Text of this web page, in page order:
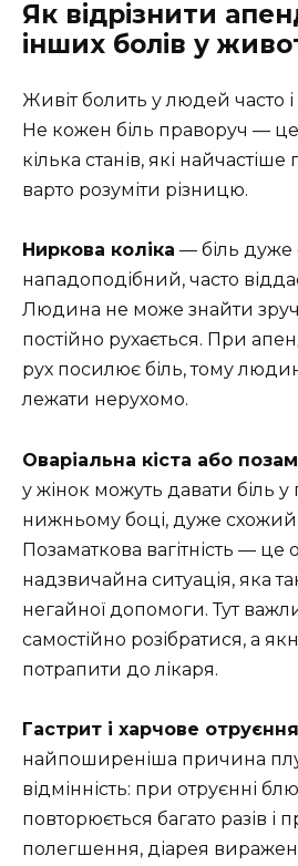
Як відрізнити
інших болів у
Живіт болить у людей часто
Не кожен біль праворуч —
кілька станів, які найчастіше
варто розуміти різницю.
Ниркова коліка — біль
нападоподібний, часто
Людина не може знайти
постійно рухається. При
рух посилює біль, тому
лежати нерухомо.
Оваріальна кіста або
у жінок можуть давати біль
нижньому боці, дуже
Позаматкова вагітність — це
надзвичайна ситуація, яка
негайної допомоги. Тут
самостійно розібратися, а
потрапити до лікаря.
Гастрит і харчове отруєння
найпоширеніша причина
відмінність: при отруєнні
повторюється багато разів і
полегшення, діарея